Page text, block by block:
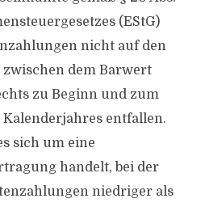
(EStG)
nicht auf den
dem Barwert
zu Beginn und zum
entfallen.
sich um eine
handelt, bei der
niedriger als